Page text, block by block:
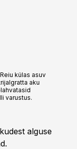
külas asuv
aku
varustus.
alguse